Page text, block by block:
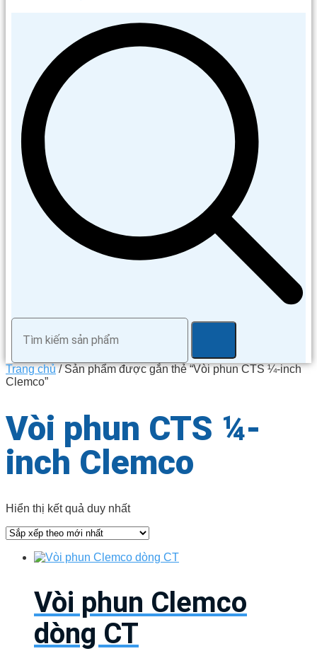
Trang chủ/ Sản phẩm được gắn thẻ “Vòi phun CTS ¼-inch
Clemco”
Vòi phun CTS ¼-
inch Clemco
Hiển thị kết quả duy nhất
Vòi phun Clemco
dòng CT